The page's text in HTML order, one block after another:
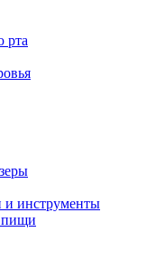
рта
и инструменты
пищи